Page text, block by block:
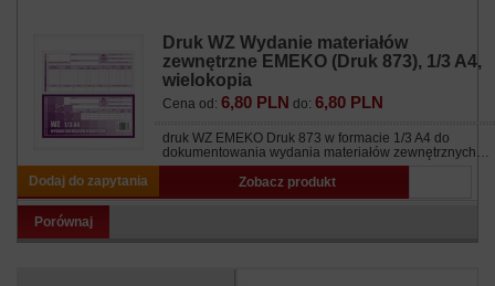
Druk WZ Wydanie materiałów
zewnętrzne EMEKO (Druk 873), 1/3 A4,
wielokopia
Cena od: 6,80 PLN do: 6,80 PLN
druk WZ EMEKO Druk 873 w formacie 1/3 A4 do
dokumentowania wydania materiałów zewnętrznych…
Dodaj do zapytania
Zobacz produkt
Porównaj